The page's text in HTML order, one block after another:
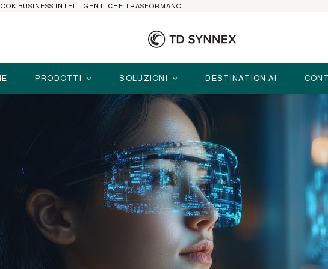
PRODOTTI SOLUZIONI DESTINATION AI